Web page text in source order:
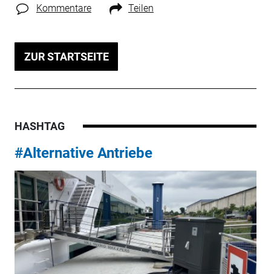
Kommentare Teilen
ZUR STARTSEITE
HASHTAG
#Alternative Antriebe